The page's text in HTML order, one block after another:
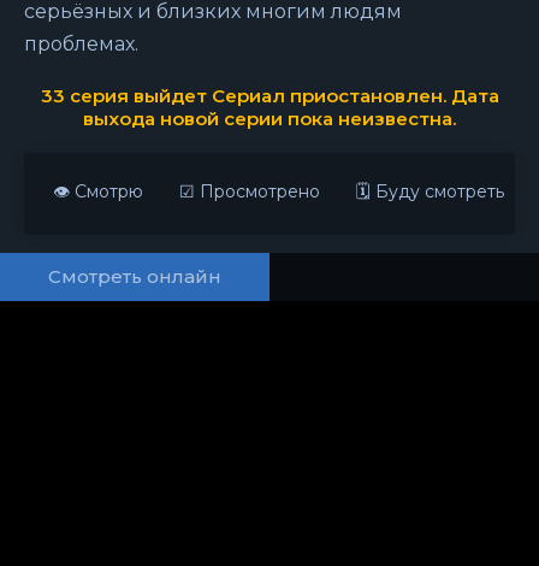
серьёзных и близких многим людям
проблемах.
33 серия выйдет Сериал приостановлен. Дата
выхода новой серии пока неизвестна.
👁 Смотрю ☑ Просмотрено 🗓 Буду смотреть
Смотреть онлайн